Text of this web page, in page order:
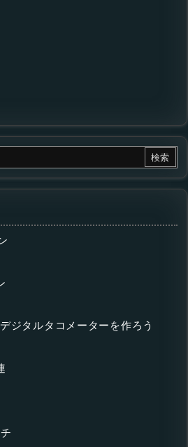
ジタルタコメーターを作ろう